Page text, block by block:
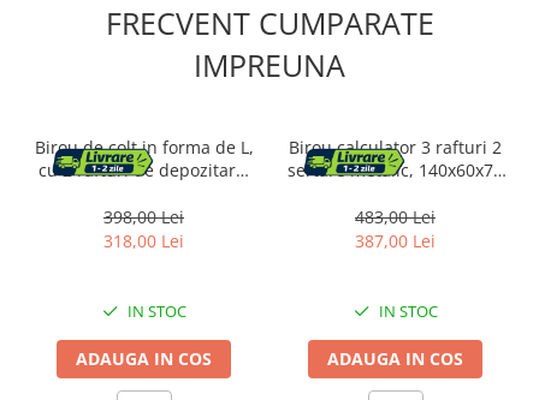
FRECVENT CUMPARATE
IMPREUNA
Birou de colt in forma de L,
cu 2 rafturi de depozitare,
maro rustic
398,00 Lei
318,00 Lei
IN STOC
ADAUGA IN COS
Birou calculator 3 rafturi 2
sertare metalic, 140x60x76
rustic
483,00 Lei
387,00 Lei
IN STOC
ADAUGA IN COS